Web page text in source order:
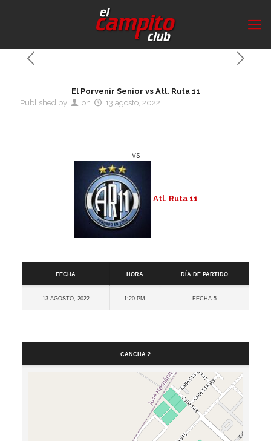
El Porvenir Senior vs Atl. Ruta 11
Published by
on 13 agosto, 2022
vs
Atl. Ruta 11
Fecha
Hora Día de partido
13 agosto, 2022 1:20 pm Fecha 5
Cancha 2